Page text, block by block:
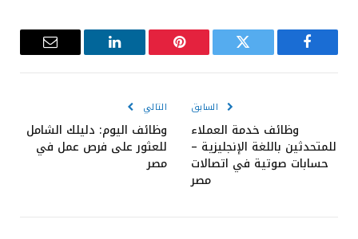
فيسبوك تويتر بينتيريست لينكدإن
البريد
السابق
وظائف خدمة العملاء
للمتحدثين باللغة الإنجليزية –
حسابات صوتية في اتصالات
مصر
التالي
وظائف اليوم: دليلك الشامل
للعثور على فرص عمل في
مصر